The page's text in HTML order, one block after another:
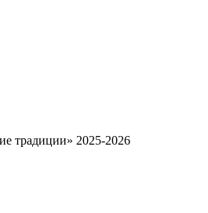
традиции» 2025-2026